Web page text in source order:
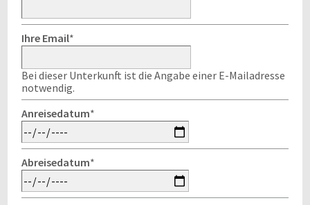
Ihre Email*
Bei dieser Unterkunft ist die Angabe einer E-Mailadresse
notwendig.
Anreisedatum*
Abreisedatum*